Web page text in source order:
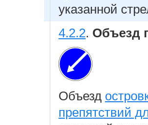
указанной
4.2.2. Объезд
Объезд
препятствий